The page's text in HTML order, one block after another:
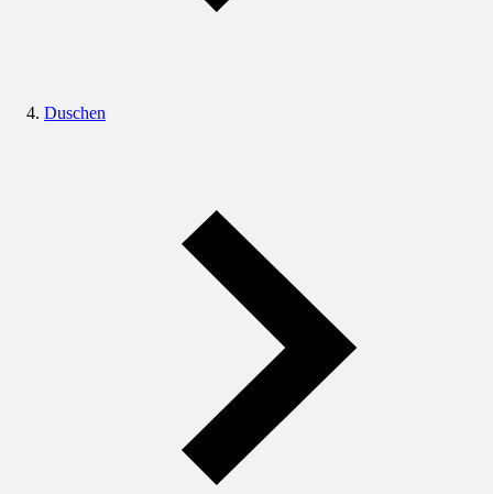
Duschen